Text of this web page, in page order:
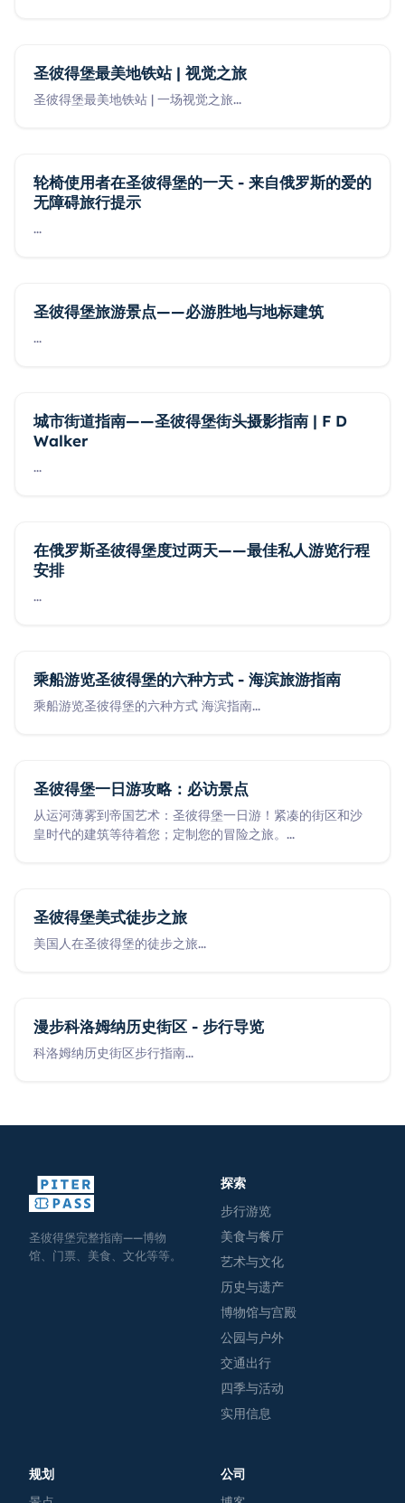
圣彼得堡最美地铁站 | 视觉之旅
圣彼得堡最美地铁站 | 一场视觉之旅...
轮椅使用者在圣彼得堡的一天 - 来自俄罗斯的爱的
无障碍旅行提示
...
圣彼得堡旅游景点——必游胜地与地标建筑
...
城市街道指南——圣彼得堡街头摄影指南 | F D
Walker
...
在俄罗斯圣彼得堡度过两天——最佳私人游览行程
安排
...
乘船游览圣彼得堡的六种方式 - 海滨旅游指南
乘船游览圣彼得堡的六种方式 海滨指南...
圣彼得堡一日游攻略：必访景点
从运河薄雾到帝国艺术：圣彼得堡一日游！紧凑的街区和沙
皇时代的建筑等待着您；定制您的冒险之旅。 ...
圣彼得堡美式徒步之旅
美国人在圣彼得堡的徒步之旅...
漫步科洛姆纳历史街区 - 步行导览
科洛姆纳历史街区步行指南...
圣彼得堡完整指南——博物
馆、门票、美食、文化等等。
探索
步行游览
美食与餐厅
艺术与文化
历史与遗产
博物馆与宫殿
公园与户外
交通出行
四季与活动
实用信息
规划
公司